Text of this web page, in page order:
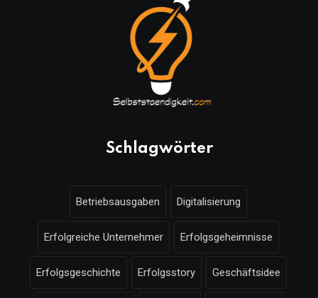
Schlagwörter
Betriebsausgaben Digitalisierung
Erfolgreiche Unternehmer Erfolgsgeheimnisse
Erfolgsgeschichte Erfolgsstory Geschäftsidee